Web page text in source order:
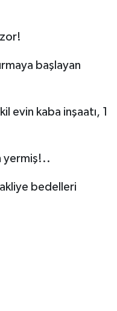
başlayan
evin kaba inşaatı, 1
yermiş!..
bedelleri